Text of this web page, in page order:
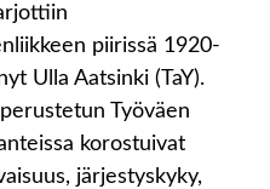
piirissä 1920-
Ulla Aatsinki (TaY).
Työväen
korostuivat
järjestyskyky,